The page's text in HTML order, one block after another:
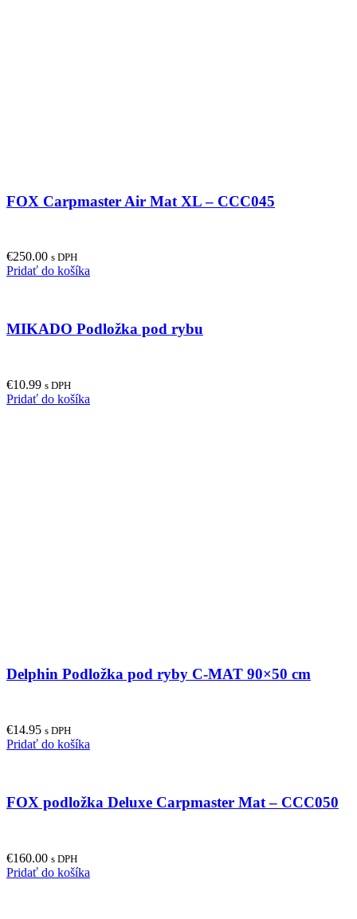
FOX Carpmaster Air Mat XL – CCC045
€250.00 s DPH
Pridať do košíka
MIKADO Podložka pod rybu
€10.99 s DPH
Pridať do košíka
Delphin Podložka pod ryby C-MAT 90×50 cm
€14.95 s DPH
Pridať do košíka
FOX podložka Deluxe Carpmaster Mat – CCC050
€160.00 s DPH
Pridať do košíka